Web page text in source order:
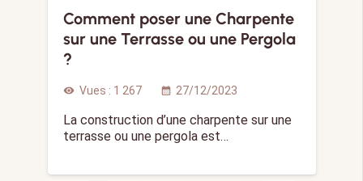
Comment poser une Charpente
sur une Terrasse ou une Pergola
?
visibility Vues : 1 267 calendar_month 27/12/2023
La construction d’une charpente sur une
terrasse ou une pergola est…